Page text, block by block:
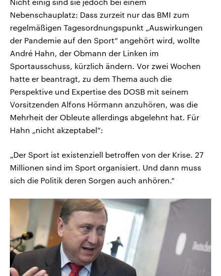
Nebenschauplatz: Dass zurzeit nur das BMI zum
regelmäßigen Tagesordnungspunkt „Auswirkungen
der Pandemie auf den Sport“ angehört wird, wollte
André Hahn, der Obmann der Linken im
Sportausschuss, kürzlich ändern. Vor zwei Wochen
hatte er beantragt, zu dem Thema auch die
Perspektive und Expertise des DOSB mit seinem
Vorsitzenden Alfons Hörmann anzuhören, was die
Mehrheit der Obleute allerdings abgelehnt hat. Für
Hahn „nicht akzeptabel“:
„Der Sport ist existenziell betroffen von der Krise. 27
Millionen sind im Sport organisiert. Und dann muss
sich die Politik deren Sorgen auch anhören.“